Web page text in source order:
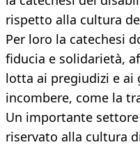
rispetto alla cultura
Per loro la catechesi
fiducia e solidarietà,
lotta ai pregiudizi e ai
incombere, come la
Un importante
riservato alla cultura